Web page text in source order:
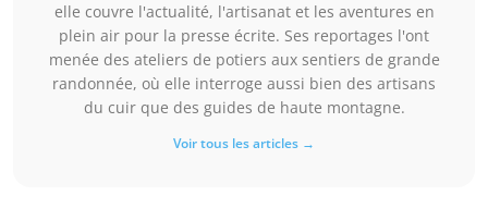
elle couvre l'actualité, l'artisanat et les aventures en
plein air pour la presse écrite. Ses reportages l'ont
menée des ateliers de potiers aux sentiers de grande
randonnée, où elle interroge aussi bien des artisans
du cuir que des guides de haute montagne.
Voir tous les articles →